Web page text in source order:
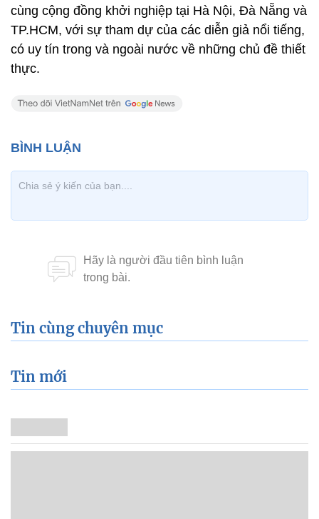
cùng cộng đồng khởi nghiệp tại Hà Nội, Đà Nẵng và
TP.HCM, với sự tham dự của các diễn giả nổi tiếng,
có uy tín trong và ngoài nước về những chủ đề thiết
thực.
Tin cùng chuyên mục
Tin mới